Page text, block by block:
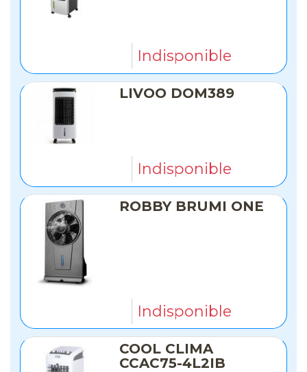
Indisponible
LIVOO DOM389
Indisponible
ROBBY BRUMI ONE
Indisponible
COOL CLIMA
CCAC75-4L2IB